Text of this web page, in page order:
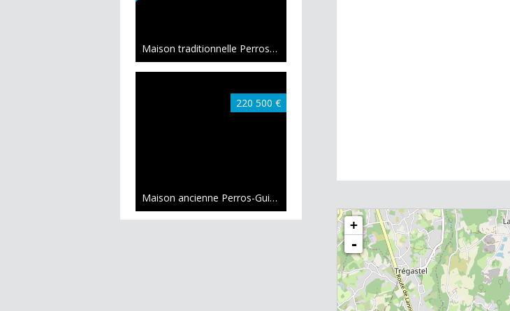
Maison traditionnelle Perros-Guirec
220 500 €
Maison ancienne Perros-Guirec
+
-